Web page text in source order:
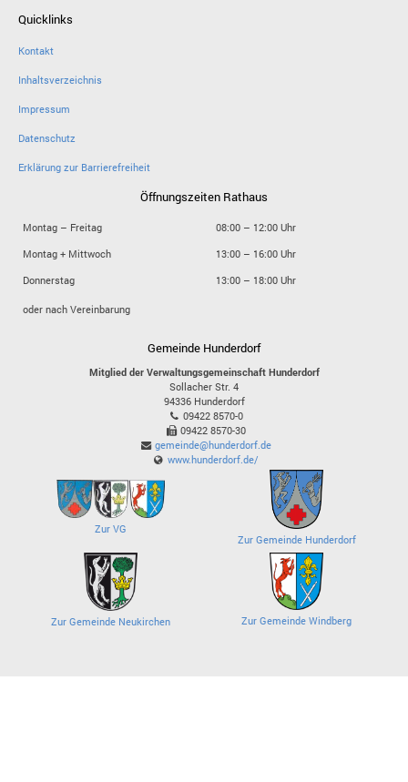
Quicklinks
Kontakt
Inhaltsverzeichnis
Impressum
Datenschutz
Erklärung zur Barrierefreiheit
Öffnungszeiten Rathaus
Montag – Freitag
08:00 – 12:00 Uhr
Montag + Mittwoch
13:00 – 16:00 Uhr
Donnerstag
13:00 – 18:00 Uhr
oder nach Vereinbarung
Gemeinde Hunderdorf
Mitglied der Verwaltungsgemeinschaft Hunderdorf
Sollacher Str. 4
94336 Hunderdorf
09422 8570-0
09422 8570-30
gemeinde@hunderdorf.de
www.hunderdorf.de/
Zur VG
Zur Gemeinde Hunderdorf
Zur Gemeinde Neukirchen Zur Gemeinde Windberg